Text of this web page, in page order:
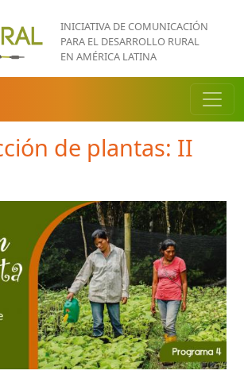
INICIATIVA DE COMUNICACIÓN
PARA EL DESARROLLO RURAL
EN AMÉRICA LATINA
de plantas: II